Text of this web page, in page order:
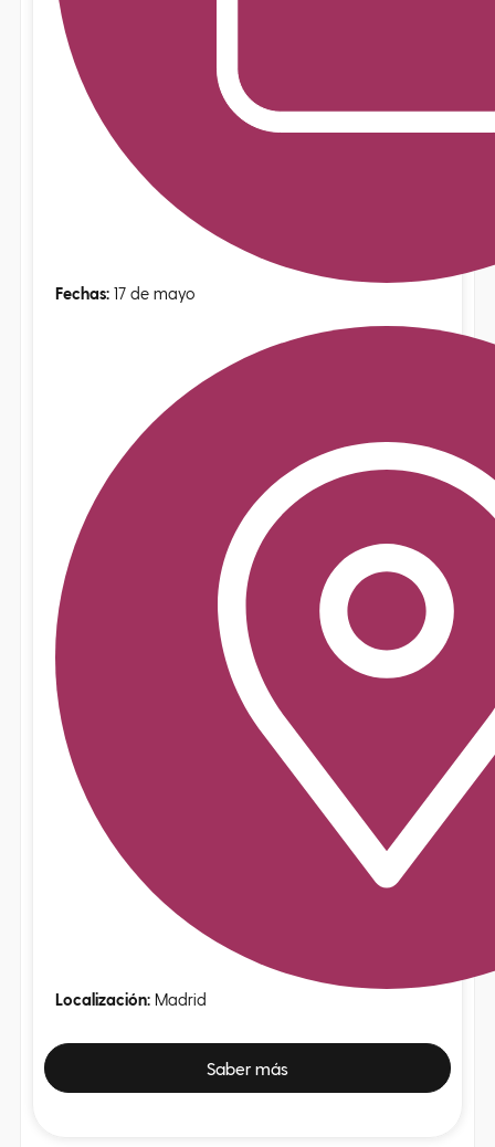
Fechas: 17 de mayo
Localización: Madrid
Saber más